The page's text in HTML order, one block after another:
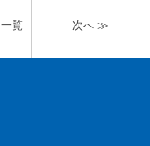
一覧 次へ ≫